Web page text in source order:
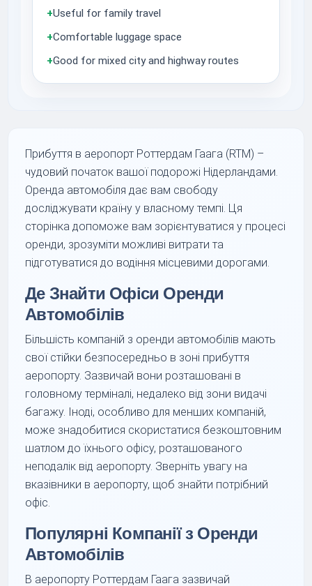
+Useful for family travel
+Comfortable luggage space
+Good for mixed city and highway routes
Прибуття в аеропорт Роттердам Гаага (RTM) –
чудовий початок вашої подорожі Нідерландами.
Оренда автомобіля дає вам свободу
досліджувати країну у власному темпі. Ця
сторінка допоможе вам зорієнтуватися у процесі
оренди, зрозуміти можливі витрати та
підготуватися до водіння місцевими дорогами.
Де Знайти Офіси Оренди
Автомобілів
Більшість компаній з оренди автомобілів мають
свої стійки безпосередньо в зоні прибуття
аеропорту. Зазвичай вони розташовані в
головному терміналі, недалеко від зони видачі
багажу. Іноді, особливо для менших компаній,
може знадобитися скористатися безкоштовним
шатлом до їхнього офісу, розташованого
неподалік від аеропорту. Зверніть увагу на
вказівники в аеропорту, щоб знайти потрібний
офіс.
Популярні Компанії з Оренди
Автомобілів
В аеропорту Роттердам Гаага зазвичай